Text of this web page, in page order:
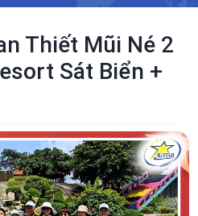
Thiết Mũi Né 2
Sát Biển +